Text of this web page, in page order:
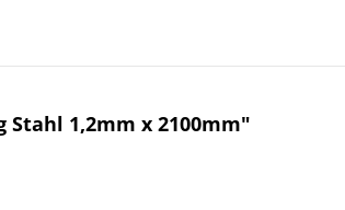
1,2mm x 2100mm"